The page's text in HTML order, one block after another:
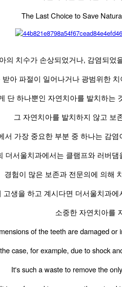
The Last Choice to Save
의 치수가 손상되었거나, 감염되었
받아 파절이 일어나거나 광범위한
단 하나뿐인 자연치아를 발치하는
그 자연치아를 발치하지 않고 보
서 가장 중요한 부분 중 하나는 감
더서울치과에서는 클램프와 러버
경험이 많은 보존과 전문의에 의해
고생을 하고 계시다면 더서울치과
소중한 자연치아를
of the teeth are damaged
case, for example, due to shock
It's such a waste to remove the